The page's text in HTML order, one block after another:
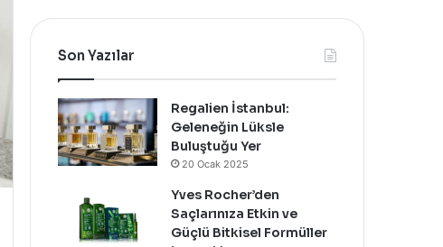
Davet
Kutladı!
Son Yazılar
Regalien İstanbul:
Geleneğin Lüksle
Buluştuğu Yer
20 Ocak 2025
Yves Rocher’den
Saçlarınıza Etkin ve
Güçlü Bitkisel Formüller